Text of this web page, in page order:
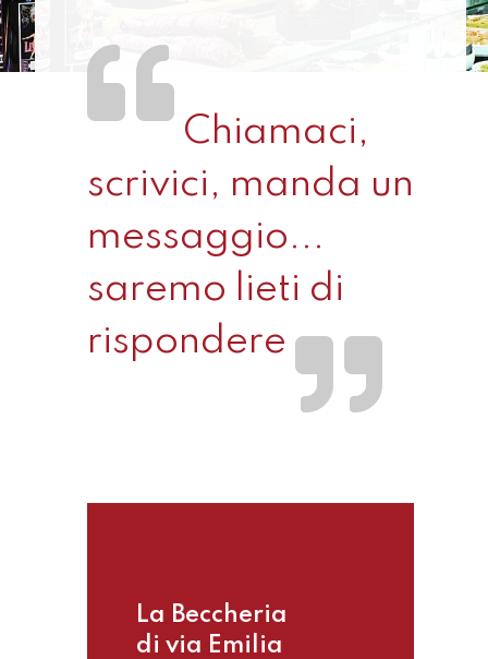
Chiamaci,
scrivici, manda un
messaggio...
saremo lieti di
rispondere
La Beccheria
di via Emilia